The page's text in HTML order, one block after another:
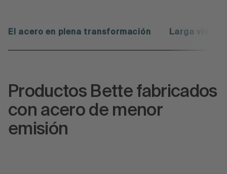
El acero en plena transformación Larga vida
Productos Bette fabricados
con acero de menor
emisión